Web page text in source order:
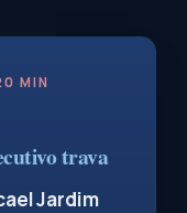
MIN
trava
Jardim